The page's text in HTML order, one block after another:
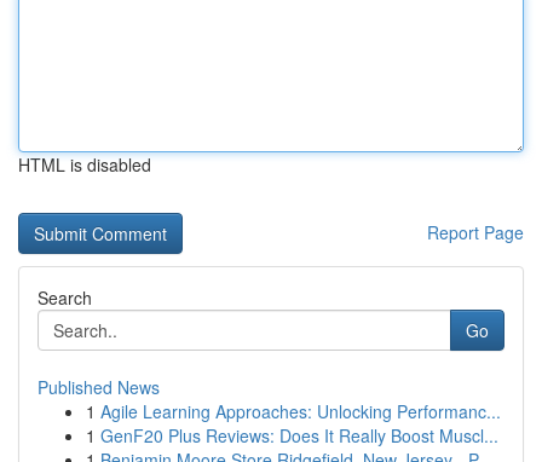
HTML is disabled
Report Page
Search
Go
Published News
1 Agile Learning Approaches: Unlocking Performanc...
1 GenF20 Plus Reviews: Does It Really Boost Muscl...